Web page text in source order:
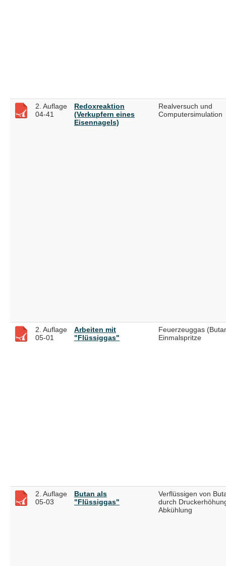
2. Auflage
04-41
Redoxreaktion
(Verkupfern eines
Eisennagels)
Realversuch und
Computersimulation
2. Auflage
05-01
Arbeiten mit
"Flüssiggas"
Feuerzeuggas
Einmalspritze
2. Auflage
05-03
Butan als
"Flüssiggas"
Verflüssigen von
durch
Abkühlung